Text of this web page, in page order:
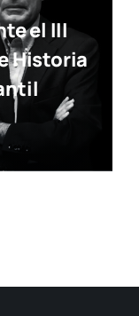
el III
Historia